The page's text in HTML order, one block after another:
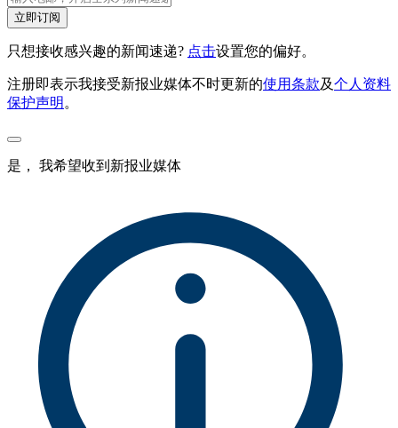
立即订阅
只想接收感兴趣的新闻速递? 点击设置您的偏好。
注册即表示我接受新报业媒体不时更新的使用条款及个人资料
保护声明 。
是， 我希望收到新报业媒体